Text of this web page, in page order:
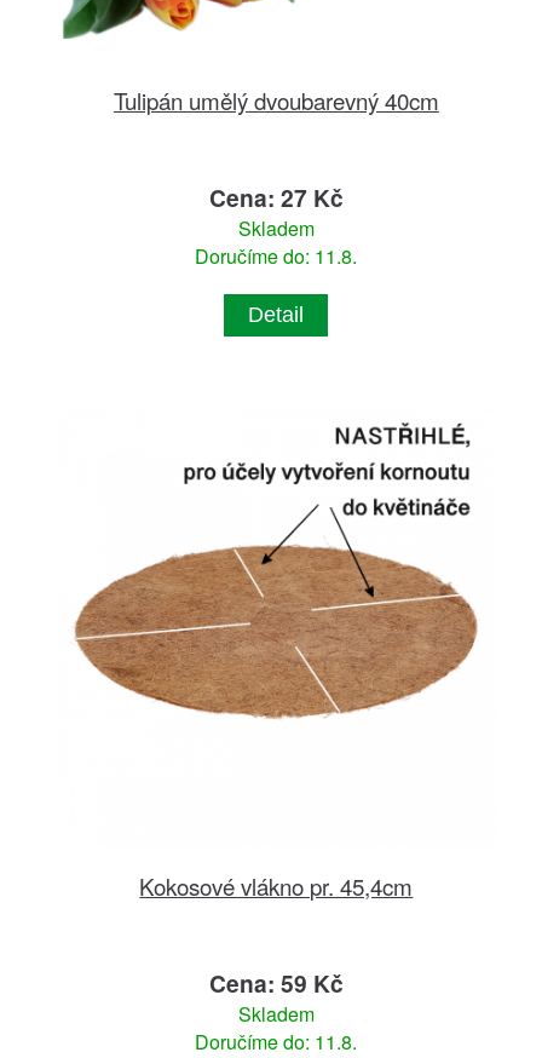
Tulipán umělý dvoubarevný 40cm
Cena: 27 Kč
Skladem
Doručíme do: 11.8.
Detail
Kokosové vlákno pr. 45,4cm
Cena: 59 Kč
Skladem
Doručíme do: 11.8.